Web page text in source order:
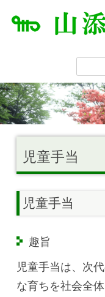
児童手当
児童手当
趣旨
児童手当は、次
な育ちを社会全